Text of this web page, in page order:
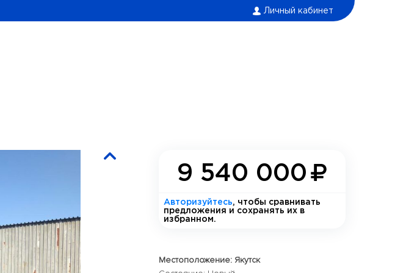
Личный кабинет
9 540 000
Авторизуйтесь, чтобы сравнивать
предложения и сохранять их в
избранном.
Местоположение: Якутск